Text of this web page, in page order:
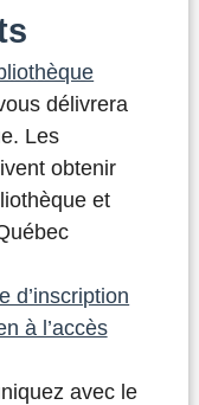
délivrera
Les
obtenir
et
d’inscription
à l’accès
avec le